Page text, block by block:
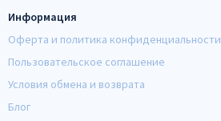
Информация
Оферта и политика конфиденциальности
Пользовательское соглашение
Условия обмена и возврата
Блог